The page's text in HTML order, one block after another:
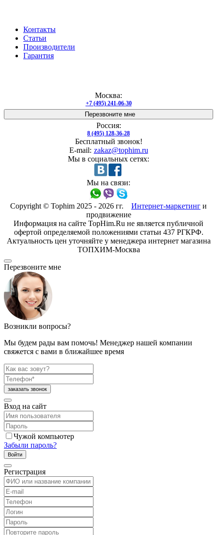
Контакты
Статьи
Производители
Гарантия
Москва:
+7 (495) 241-06-30
Перезвоните мне
Россия:
8 (495) 128-36-28
Бесплатный звонок!
E-mail: zakaz@tophim.ru
Мы в социальных сетях:
Мы на связи:
Copyright © Tophim 2025 - 2026 гг. Интернет-маркетинг и
продвижение
Информация на сайте TopHim.Ru не является публичной
офертой определяемой положениями статьи 437 РГКРФ.
Актуальность цен уточняйте у менеджера интернет магазина
ТОПХИМ-Москва
Перезвоните мне
Возникли вопросы?
Мы будем рады вам помочь! Менеджер нашей компании
свяжется с вами в ближайшее время
Вход на сайт
Чужой компьютер
Забыли пароль?
Регистрация